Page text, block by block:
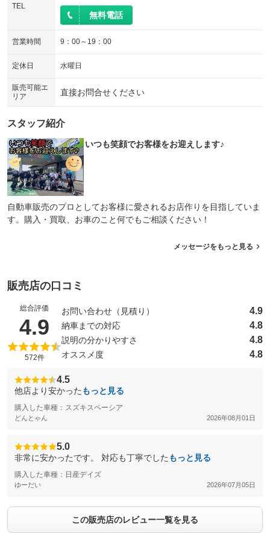
TEL
無料電話
営業時間 9：00～19：00
定休日 水曜日
販売可能エ
リア
直接お問合せください
スタッフ紹介
いつも笑顔でお客様をお迎えします♪
自動車販売のプロとしてお客様に愛されるお店作りを目指していま
す。購入・買取、お車のこと何でもご相談ください！
メッセージをもっと見る
販売店の口コミ
総合評価
4.9 （5点満点中）
572件
お問い合わせ（見積り） 4.9
納車までの対応 4.8
説明の分かりやすさ 4.8
オススメ度 4.8
4.5
他店より安かった もっと見る
購入した車種：スズキスペーシア
どんとゃん 2026年08月01日
5.0
非常に安かったです。 対応も丁寧でした もっと見る
購入した車種：日産デイズ
ゆーだい 2026年07月05日
この販売店のレビュー一覧を見る